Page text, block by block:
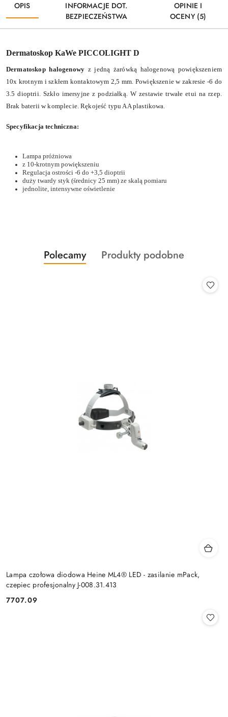
OPIS
INFORMACJE DOT.
BEZPIECZEŃSTWA
OPINIE I
OCENY (5)
Dermatoskop KaWe PICCOLIGHT D
Dermatoskop halogenowy z jedną żarówką halogenową powiększeniem
10x krotnym i szkłem kontaktowym 2,5 mm. Powiększenie w zakresie -6 do
3.5 dioptrii. Szkło imersyjne z podziałką. W zestawie trwałe etui na rzep.
Brak baterii w komplecie. Rękojeść typu AA plastikowa.
Specyfikacja techniczna:
Lampa próżniowa
z 10-krotnym powiększeniu
Regulacja ostrości -6 do +3,5 dioptrii
duży twardy styk (średnicy 25 mm) ze skalą pomiaru
jednolite, intensywne oświetlenie
Pomiń karuzelę produktów
Produkty
o
Polecamy
Produkty
Produkty podobne
Lampa czołowa diodowa Heine ML4® LED - zasilanie mPack,
czepiec profesjonalny J-008.31.413
Cena:
7707.09